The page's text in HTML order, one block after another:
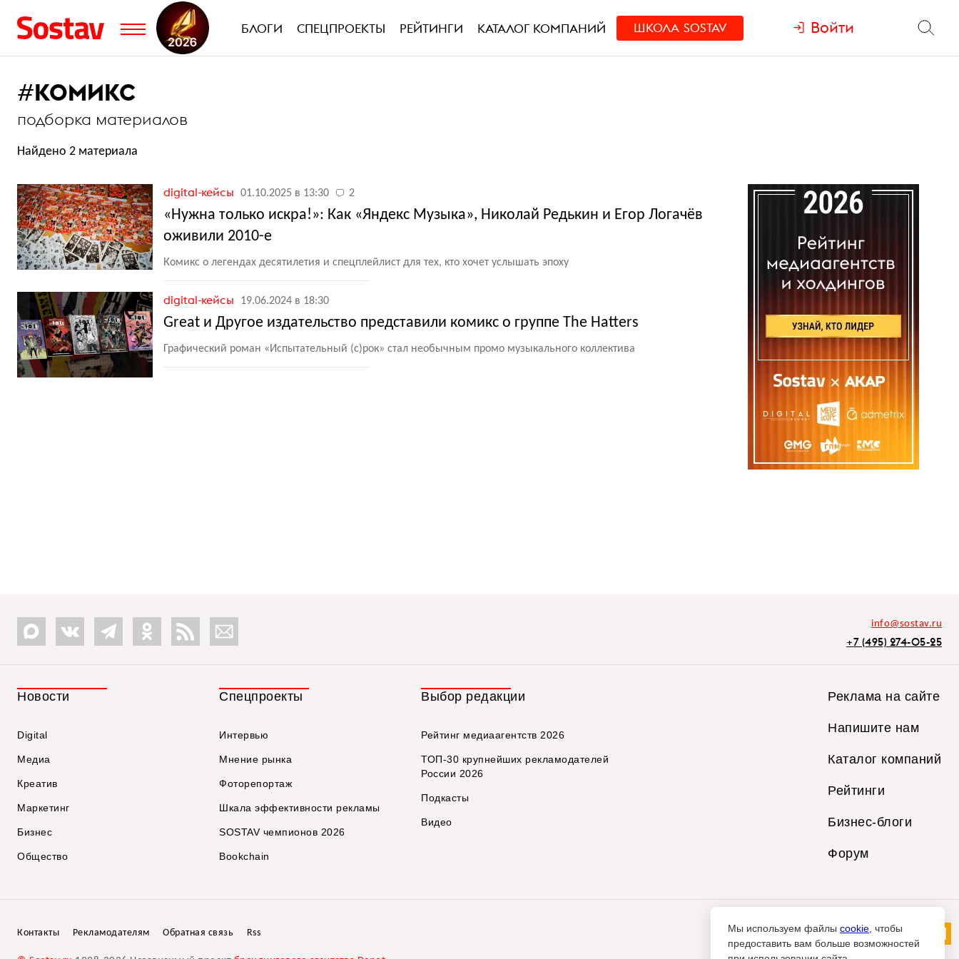
БЛОГИ СПЕЦПРОЕКТЫ РЕЙТИНГИ КАТАЛОГ КОМПАНИЙ ШКОЛА SOSTAV Войти
#КОМИКС
подборка материалов
Найдено 2 материала
digital-кейсы 01.10.2025 в 13:30 2
«Нужна только искра!»: Как «Яндекс Музыка», Николай Редькин и Егор Логачёв
оживили 2010-е
Комикс о легендах десятилетия и спецплейлист для тех, кто хочет услышать эпоху
digital-кейсы 19.06.2024 в 18:30
Great и Другое издательство представили комикс о группе The Hatters
Графический роман «Испытательный (с)рок» стал необычным промо музыкального коллектива
info@sostav.ru
+7 (495) 274-05-25
Новости
Digital
Медиа
Креатив
Маркетинг
Бизнес
Общество
Спецпроекты
Интервью
Мнение рынка
Фоторепортаж
Шкала эффективности рекламы
SOSTAV чемпионов 2026
Bookchain
Выбор редакции
Рейтинг медиаагентств 2026
ТОП-30 крупнейших рекламодателей
России 2026
Подкасты
Видео
Реклама на сайте
Напишите нам
Каталог компаний
Рейтинги
Бизнес-блоги
Форум
Контакты Рекламодателям Обратная связь Rss Мы используем файлы cookie , чтобы
предоставить вам больше возможностей